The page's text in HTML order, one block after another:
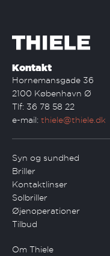
Kontakt
Hornemansgade 36
2100 København Ø
Tlf: 36 78 58 22
e-mail: thiele@thiele.dk
Syn og sundhed
Briller
Kontaktlinser
Solbriller
Øjenoperationer
Tilbud
Om Thiele